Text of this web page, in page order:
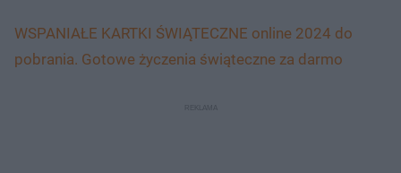
WSPANIAŁE KARTKI ŚWIĄTECZNE online 2024 do
pobrania. Gotowe życzenia świąteczne za darmo